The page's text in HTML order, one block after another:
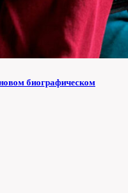
биографическом